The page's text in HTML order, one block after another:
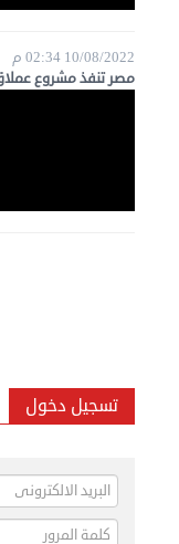
10/08/2022 02:34 م
مصر تنفذ مشروع
تسجيل دخول